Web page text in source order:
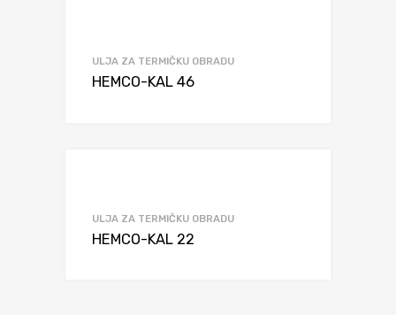
ULJA ZA TERMIČKU OBRADU
HEMCO-KAL 46
ULJA ZA TERMIČKU OBRADU
HEMCO-KAL 22